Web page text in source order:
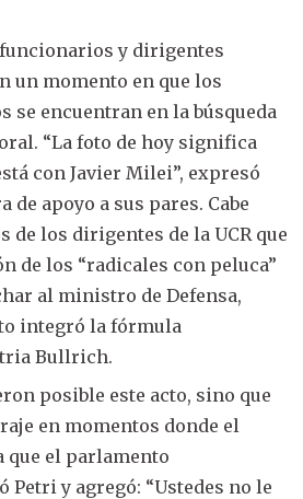
y dirigentes
un momento en que los
se encuentran en la búsqueda
“La foto de hoy significa
con Javier Milei”, expresó
de apoyo a sus pares. Cabe
de los dirigentes de la UCR que
de los “radicales con peluca”
al ministro de Defensa,
integró la fórmula
Bullrich.
posible este acto, sino que
en momentos donde el
que el parlamento
Petri y agregó: “Ustedes no le